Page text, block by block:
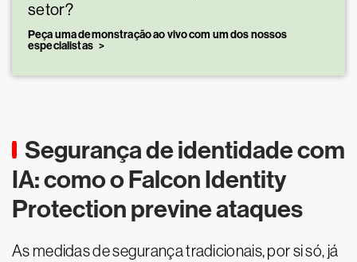
setor?
Peça uma demonstração ao vivo com um dos nossos
especialistas
Segurança de identidade com
IA: como o Falcon Identity
Protection previne ataques
As medidas de segurança tradicionais, por si só, já